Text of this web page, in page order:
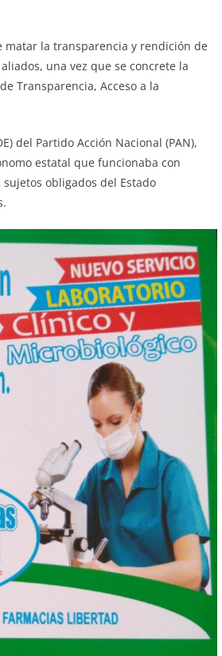
matar la transparencia y rendición de
una vez que se concrete la
Transparencia, Acceso a la
del Partido Acción Nacional (PAN),
estatal que funcionaba con
obligados del Estado